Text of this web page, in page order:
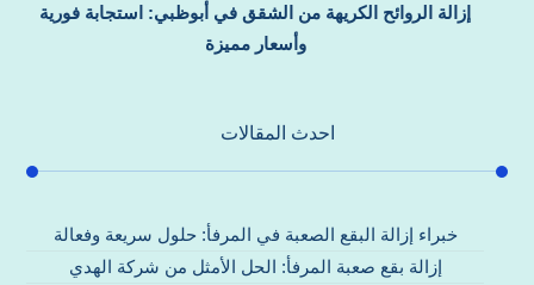
إزالة الروائح الكريهة من الشقق في أبوظبي: استجابة فورية
وأسعار مميزة
احدث المقالات
خبراء إزالة البقع الصعبة في المرفأ: حلول سريعة وفعالة
إزالة بقع صعبة المرفأ: الحل الأمثل من شركة الهدي